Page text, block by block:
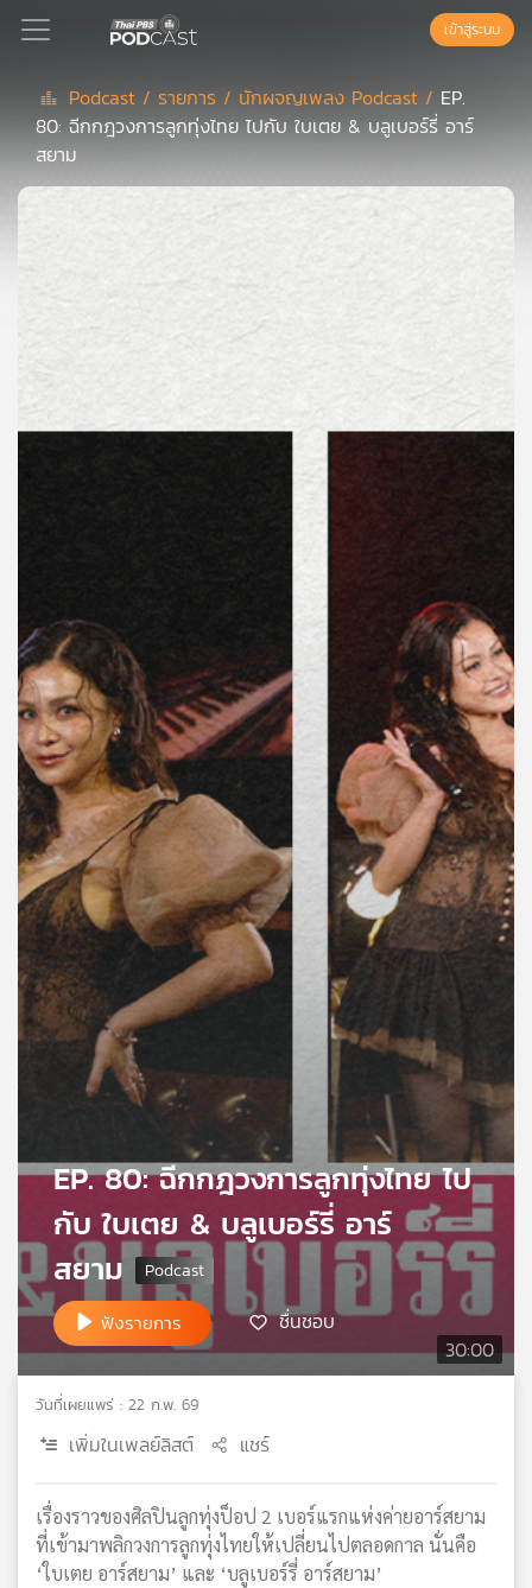
Podcast
เพล
ย์
เพลง
บทความ
ข่าว
และ
กิจกรรม
เกี่ยว
กับ
เรา
ไทย
เอส
แผนที่
วิทยุ
ข่าย
เข้าสู่ระบบ
Podcast / รายการ / นักผจญเพลง Podcast / EP.
80: ฉีกกฎวงการลูกทุ่งไทย ไปกับ ใบเตย & บลูเบอร์รี่ อาร์
สยาม
30:00
EP. 80: ฉีกกฎวงการลูกทุ่งไทย ไป
กับ ใบเตย & บลูเบอร์รี่ อาร์
สยาม
ฟังรายการ ชื่นชอบ
วันที่เผยแพร่ : 22 ก.พ. 69
เพิ่มในเพลย์ลิสต์ แชร์
เรื่องราวของศิลปินลูกทุ่งป็อป 2 เบอร์แรกแห่งค่ายอาร์สยาม
ที่เข้ามาพลิกวงการลูกทุ่งไทยให้เปลี่ยนไปตลอดกาล นั่นคือ
‘ใบเตย อาร์สยาม’ และ ‘บลูเบอร์รี่ อาร์สยาม’